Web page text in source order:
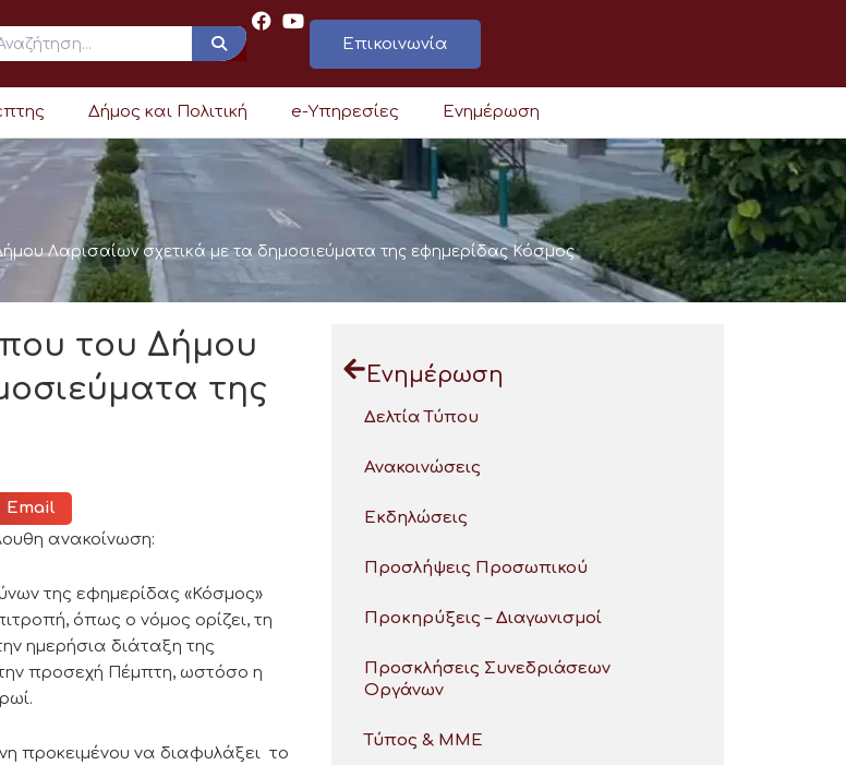
Επικοινωνία
Δήμος και Πολιτική e-Υπηρεσίες Ενημέρωση
Λαρισαίων σχετικά με τα δημοσιεύματα της εφημερίδας Κόσμος
του Δήμου
της
Email
ανακοίνωση:
της εφημερίδας «Κόσμος»
όπως ο νόμος ορίζει, τη
ημερήσια διάταξη της
προσεχή Πέμπτη, ωστόσο η
προκειμένου να διαφυλάξει το
Ενημέρωση
Δελτία Τύπου
Ανακοινώσεις
Εκδηλώσεις
Προσλήψεις Προσωπικού
Προκηρύξεις – Διαγωνισμοί
Προσκλήσεις Συνεδριάσεων
Οργάνων
Τύπος & ΜΜΕ